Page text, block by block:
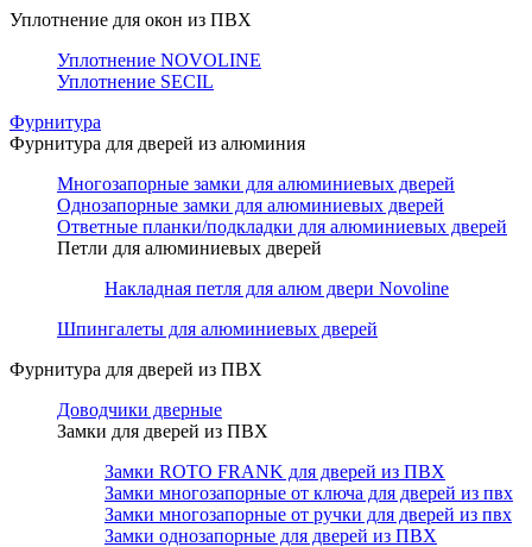
Уплотнение для окон из ПВХ
Уплотнение NOVOLINE
Уплотнение SECIL
Фурнитура
Фурнитура для дверей из алюминия
Многозапорные замки для алюминиевых дверей
Однозапорные замки для алюминиевых дверей
Ответные планки/подкладки для алюминиевых дверей
Петли для алюминиевых дверей
Накладная петля для алюм двери Novoline
Шпингалеты для алюминиевых дверей
Фурнитура для дверей из ПВХ
Доводчики дверные
Замки для дверей из ПВХ
Замки ROTO FRANK для дверей из ПВХ
Замки многозапорные от ключа для дверей из пвх
Замки многозапорные от ручки для дверей из пвх
Замки однозапорные для дверей из ПВХ